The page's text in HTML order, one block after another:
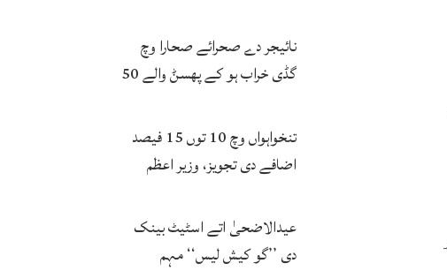
اجازت منگ لئی
نائیجر دے صحرائے صحارا وچ
گڈی خراب ہو کے پھسݨ والے 50
تنخواہواں وچ 10 توں 15 فیصد
اضافے دی تجویز، وزیر اعظم
حتمی فیصلہ کرنگے
عیدالاضحیٰ اتے اسٹیٹ بینک
دی ’’گو کیش لیس‘‘ مہم